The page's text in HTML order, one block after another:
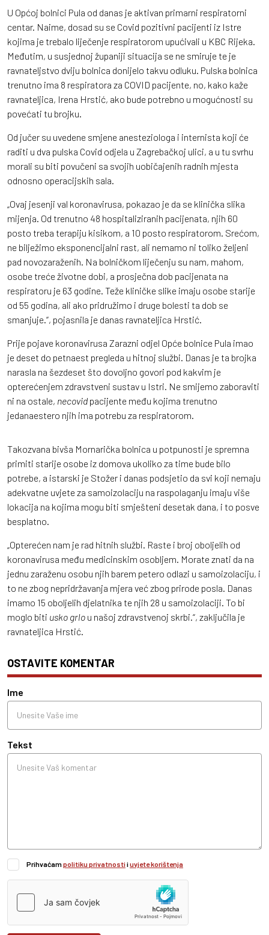
U Općoj bolnici Pula od danas je aktivan primarni respiratorni
centar. Naime, dosad su se Covid pozitivni pacijenti iz Istre
kojima je trebalo liječenje respiratorom upućivali u KBC Rijeka.
Međutim, u susjednoj županiji situacija se ne smiruje te je
ravnateljstvo dviju bolnica donijelo takvu odluku. Pulska bolnica
trenutno ima 8 respiratora za COVID pacijente, no, kako kaže
ravnateljica, Irena Hrstić, ako bude potrebno u mogućnosti su
povećati tu brojku.
Od jučer su uvedene smjene anesteziologa i internista koji će
raditi u dva pulska Covid odjela u Zagrebačkoj ulici, a u tu svrhu
morali su biti povučeni sa svojih uobičajenih radnih mjesta
odnosno operacijskih sala.
„Ovaj jesenji val koronavirusa, pokazao je da se klinička slika
mijenja. Od trenutno 48 hospitaliziranih pacijenata, njih 60
posto treba terapiju kisikom, a 10 posto respiratorom. Srećom,
ne bilježimo eksponencijalni rast, ali nemamo ni toliko željeni
pad novozaraženih. Na bolničkom liječenju su nam, mahom,
osobe treće životne dobi, a prosječna dob pacijenata na
respiratoru je 63 godine. Teže kliničke slike imaju osobe starije
od 55 godina, ali ako pridružimo i druge bolesti ta dob se
smanjuje.“, pojasnila je danas ravnateljica Hrstić.
Prije pojave koronavirusa Zarazni odjel Opće bolnice Pula imao
je deset do petnaest pregleda u hitnoj službi. Danas je ta brojka
narasla na šezdeset što dovoljno govori pod kakvim je
opterećenjem zdravstveni sustav u Istri. Ne smijemo zaboraviti
ni na ostale, necovid pacijente među kojima trenutno
jedanaestero njih ima potrebu za respiratorom.
Takozvana bivša Mornarička bolnica u potpunosti je spremna
primiti starije osobe iz domova ukoliko za time bude bilo
potrebe, a istarski je Stožer i danas podsjetio da svi koji nemaju
adekvatne uvjete za samoizolaciju na raspolaganju imaju više
lokacija na kojima mogu biti smješteni desetak dana, i to posve
besplatno.
„Opterećen nam je rad hitnih službi. Raste i broj oboljelih od
koronavirusa među medicinskim osobljem. Morate znati da na
jednu zaraženu osobu njih barem petero odlazi u samoizolaciju, i
to ne zbog nepridržavanja mjera već zbog prirode posla. Danas
imamo 15 oboljelih djelatnika te njih 28 u samoizolaciji. To bi
moglo biti usko grlo u našoj zdravstvenoj skrbi.“, zaključila je
ravnateljica Hrstić.
OSTAVITE KOMENTAR
Ime
Tekst
Prihvaćampolitiku privatnostiiuvjete korištenja